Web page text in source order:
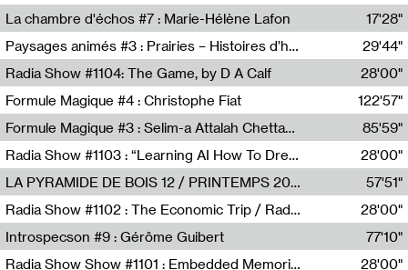
Soundart Radio
La chambre d'échos #7 : Marie-Hélène Lafon
Revue Les Chambres,Marie-Hélène Lafon
17'28"
Paysages animés #3 : Prairies – Histoires d’herbes et d’humains
Anne Simon
29'44"
Radia Show #1104: The Game, by D A Calf
Radio One NZ
28'00"
Formule Magique #4 : Christophe Fiat
Nathalie Lacroix
122'57"
Formule Magique #3 : Selim-a Attalah Chettaoui
Nathalie Lacroix,Selim-a Attalah Chettaoui
85'59"
Radia Show #1103 : “Learning AI How To Dream” by Sebastian Dingens (Radio Campus Bruxelles)
Radio Campus Bruxelles
28'00"
LA PYRAMIDE DE BOIS 12 / PRINTEMPS 2026
Sammy Stein
57'51"
Radia Show #1102 : The Economic Trip / Radio Grenouille
Radio Grenouille
28'00"
Introspecson #9 : Gérôme Guibert
Pierre Henry,Gérôme Guibert
77'10"
Radia Show Show #1101 : Embedded Memories by Jimmy Peggie / radioart106
28'00"